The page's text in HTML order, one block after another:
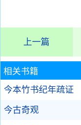
上一篇
相关书籍
今本竹书纪年疏证
今古奇观